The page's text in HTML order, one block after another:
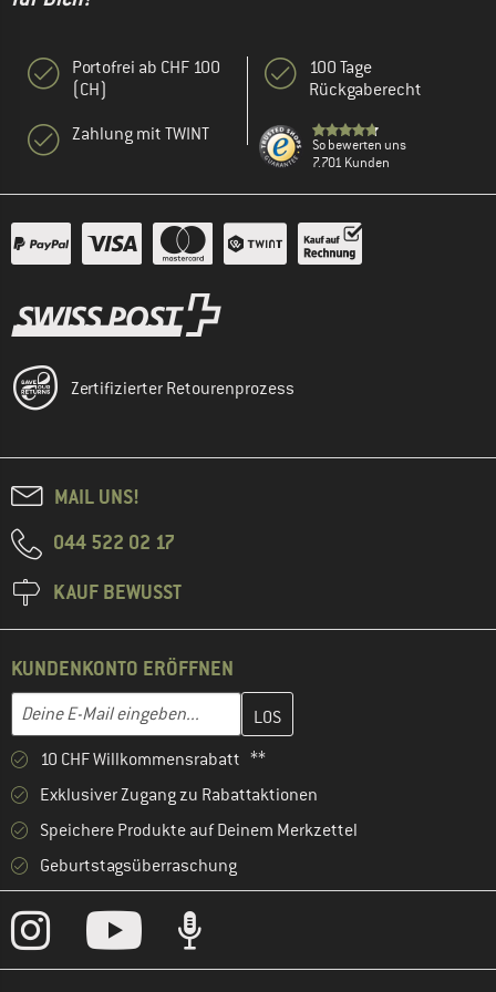
Portofrei ab CHF 100
(CH)
Zahlung mit TWINT
100 Tage
Rückgaberecht
So bewerten uns
7.701 Kunden
Zertifizierter Retourenprozess
MAIL UNS!
044 522 02 17
KAUF BEWUSST
KUNDENKONTO ERÖFFNEN
E-Mail-Adresse
Gib hier deine E-Mail-Adresse ein und erstelle im nächsten
10 CHF Willkommensrabatt **
Exklusiver Zugang zu Rabattaktionen
Speichere Produkte auf Deinem Merkzettel
Geburtstagsüberraschung